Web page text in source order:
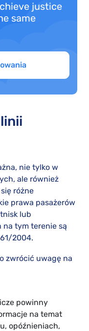
justice
same
nie tylko w
ale również
różne
prawa pasażerów
lub
na tym terenie są
2004.
zwrócić uwagę na
powinny
na temat
opóźnieniach,